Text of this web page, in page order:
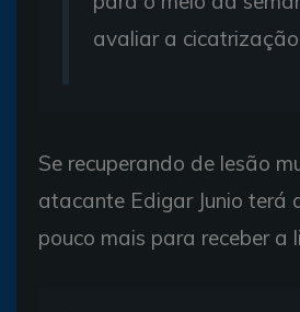
avaliar a
Se recuperando de lesão
atacante Edigar Junio terá
pouco mais para receber a